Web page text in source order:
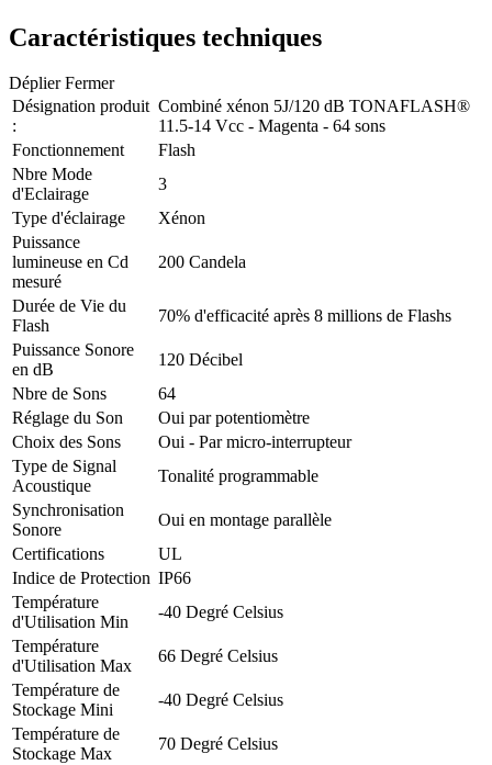
Caractéristiques techniques
Déplier Fermer
Désignation produit
:
Combiné xénon 5J/120 dB TONAFLASH®
11.5-14 Vcc - Magenta - 64 sons
Fonctionnement
Flash
Nbre Mode
d'Eclairage
3
Type d'éclairage
Xénon
Puissance
lumineuse en Cd
mesuré
200 Candela
Durée de Vie du
Flash
70% d'efficacité après 8 millions de Flashs
Puissance Sonore
en dB
120 Décibel
Nbre de Sons
64
Réglage du Son
Oui par potentiomètre
Choix des Sons
Oui - Par micro-interrupteur
Type de Signal
Acoustique
Tonalité programmable
Synchronisation
Sonore
Oui en montage parallèle
Certifications
UL
Indice de Protection IP66
Température
d'Utilisation Min
-40 Degré Celsius
Température
d'Utilisation Max
66 Degré Celsius
Température de
Stockage Mini
-40 Degré Celsius
Température de
Stockage Max
70 Degré Celsius